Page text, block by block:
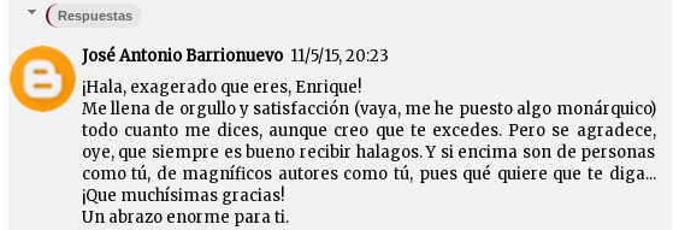
Respuestas
José Antonio Barrionuevo 11/5/15, 20:23
¡Hala, exagerado que eres, Enrique!
Me llena de orgullo y satisfacción (vaya, me he puesto algo monárquico)
todo cuanto me dices, aunque creo que te excedes. Pero se agradece,
oye, que siempre es bueno recibir halagos. Y si encima son de personas
como tú, de magníficos autores como tú, pues qué quiere que te diga...
¡Que muchísimas gracias!
Un abrazo enorme para ti.